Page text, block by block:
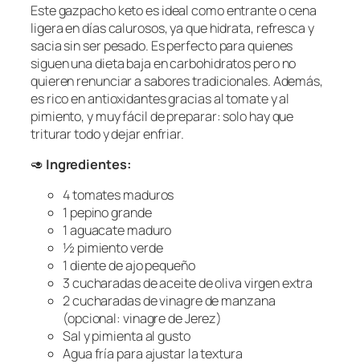
Este gazpacho keto es ideal como entrante o cena
ligera en días calurosos, ya que hidrata, refresca y
sacia sin ser pesado. Es perfecto para quienes
siguen una dieta baja en carbohidratos pero no
quieren renunciar a sabores tradicionales. Además,
es rico en antioxidantes gracias al tomate y al
pimiento, y muy fácil de preparar: solo hay que
triturar todo y dejar enfriar.
🥑 Ingredientes:
4 tomates maduros
1 pepino grande
1 aguacate maduro
½ pimiento verde
1 diente de ajo pequeño
3 cucharadas de aceite de oliva virgen extra
2 cucharadas de vinagre de manzana
(opcional: vinagre de Jerez)
Sal y pimienta al gusto
Agua fría para ajustar la textura